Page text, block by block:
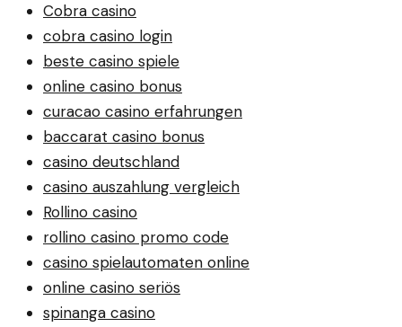
Cobra casino
cobra casino login
beste casino spiele
online casino bonus
curacao casino erfahrungen
baccarat casino bonus
casino deutschland
casino auszahlung vergleich
Rollino casino
rollino casino promo code
casino spielautomaten online
online casino seriös
spinanga casino